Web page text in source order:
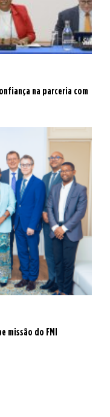
na parceria com
missão do FMI